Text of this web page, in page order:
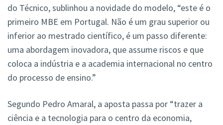
do Técnico, sublinhou a novidade do modelo, “este é o
primeiro MBE em Portugal. Não é um grau superior ou
inferior ao mestrado científico, é um passo diferente:
uma abordagem inovadora, que assume riscos e que
coloca a indústria e a academia internacional no centro
do processo de ensino.”
Segundo Pedro Amaral, a aposta passa por “trazer a
ciência e a tecnologia para o centro da economia,